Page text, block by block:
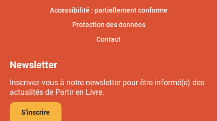
Accessibilité : partiellement conforme
Protection des données
Contact
Newsletter
Inscrivez-vous à notre newsletter pour être informé(e) des
actualités de Partir en Livre.
S'inscrire